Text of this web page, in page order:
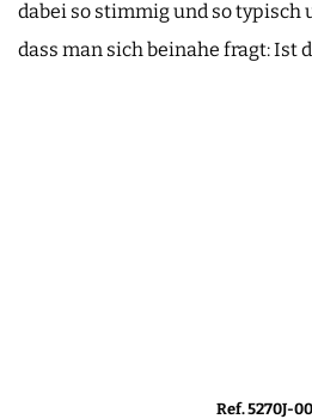
dabei so stimmig und so typisch
dass man sich beinahe fragt: Ist
Ref. 5270J-